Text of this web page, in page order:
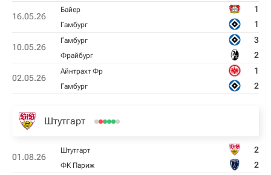
16.05.26
Байер 1
Гамбург 1
10.05.26
Гамбург 3
Фрайбург 2
02.05.26
Айнтрахт Фр 1
Гамбург 2
Штутгарт
01.08.26
Штутгарт 2
ФК Париж 2